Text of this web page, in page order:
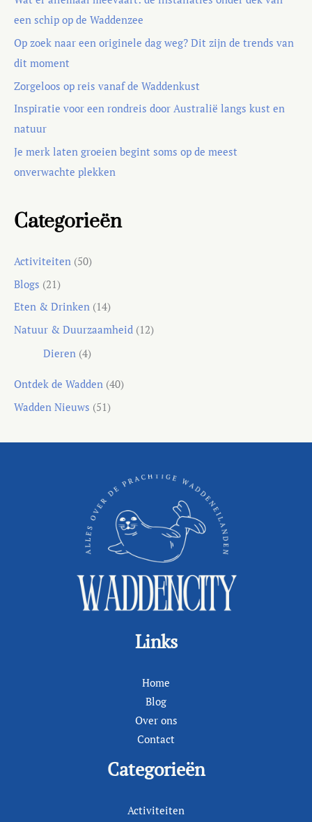
een schip op de Waddenzee
Op zoek naar een originele dag weg? Dit zijn de trends van
dit moment
Zorgeloos op reis vanaf de Waddenkust
Inspiratie voor een rondreis door Australië langs kust en
natuur
Je merk laten groeien begint soms op de meest
onverwachte plekken
Categorieën
Activiteiten (50)
Blogs (21)
Eten & Drinken (14)
Natuur & Duurzaamheid (12)
Dieren(4)
Ontdek de Wadden (40)
Wadden Nieuws (51)
Links
Home
Blog
Over ons
Contact
Categorieën
Activiteiten